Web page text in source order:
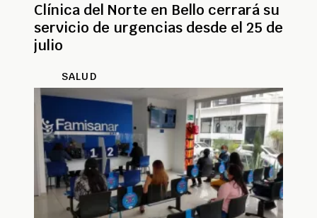
Clínica del Norte en Bello cerrará su
servicio de urgencias desde el 25 de
julio
SALUD